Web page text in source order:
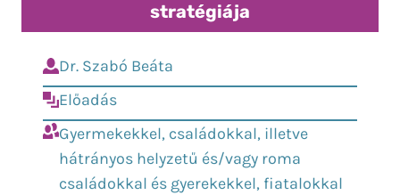
stratégiája
Dr. Szabó Beáta
Előadás
Gyermekekkel, családokkal, illetve
hátrányos helyzetű és/vagy roma
családokkal és gyerekekkel, fiatalokkal